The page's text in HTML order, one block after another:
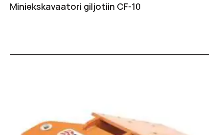
Miniekskavaatori giljotiin CF-10